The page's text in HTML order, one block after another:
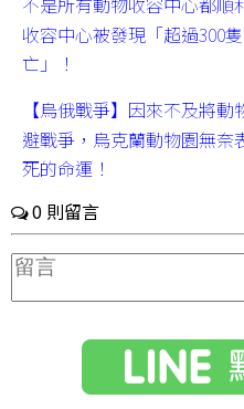
收容中心被發現「超過300
亡」！
【烏俄戰爭】因來不及將
避戰爭，烏克蘭動物園無奈
死的命運！